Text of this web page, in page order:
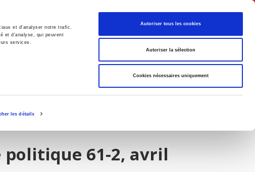
et d'analyser notre trafic.
et d'analyse, qui peuvent
services.
les détails
Autoriser tous les cookies
Autoriser la sélection
Cookies nécessaires uniquement
Français
politique 61-2, avril